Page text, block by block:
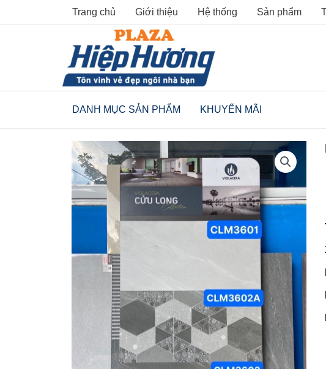
to
Trang chủ Giới thiệu Hệ thống Sản phẩm
DANH MỤC SẢN PHẨM KHUYẾN MÃI